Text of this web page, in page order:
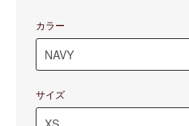
カラー
サイズ